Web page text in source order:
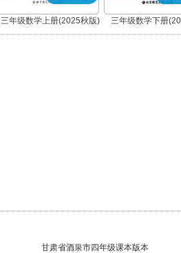
三年级数学上册(2025秋版) 三年级数学下册
甘肃省酒泉市四年级课本版本